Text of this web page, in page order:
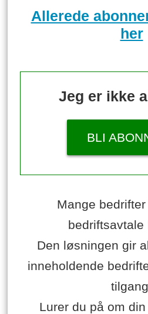
Allerede
her
Jeg er ikke
BLI
Mange
bedriftsavtale
Den løsningen gir
inneholdende
Lurer du på om